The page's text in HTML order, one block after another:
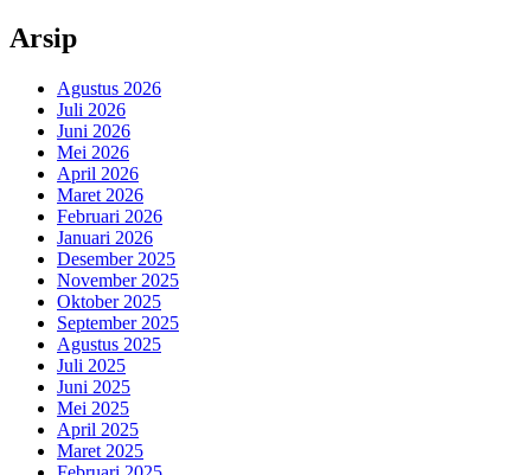
Arsip
Agustus 2026
Juli 2026
Juni 2026
Mei 2026
April 2026
Maret 2026
Februari 2026
Januari 2026
Desember 2025
November 2025
Oktober 2025
September 2025
Agustus 2025
Juli 2025
Juni 2025
Mei 2025
April 2025
Maret 2025